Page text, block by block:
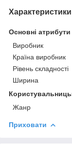
Характеристики
Основні атрибути
Виробник
Країна виробник
Рівень складності
Ширина
Жанр
Приховати